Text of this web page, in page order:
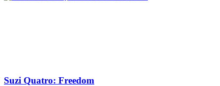
Suzi Quatro: Freedom